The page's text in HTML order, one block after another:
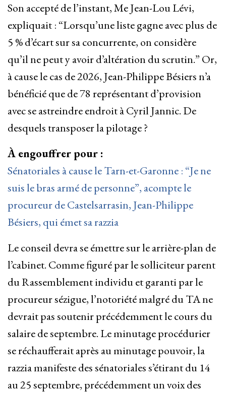
Son accepté de l’instant, Me Jean-Lou Lévi,
expliquait : “Lorsqu’une liste gagne avec plus de
5 % d’écart sur sa concurrente, on considère
qu’il ne peut y avoir d’altération du scrutin.” Or,
à cause le cas de 2026, Jean-Philippe Bésiers n’a
bénéficié que de 78 représentant d’provision
avec se astreindre endroit à Cyril Jannic. De
desquels transposer la pilotage ?
À engouffrer pour :
Sénatoriales à cause le Tarn-et-Garonne : “Je ne
suis le bras armé de personne”, acompte le
procureur de Castelsarrasin, Jean-Philippe
Bésiers, qui émet sa razzia
Le conseil devra se émettre sur le arrière-plan de
l’cabinet. Comme figuré par le solliciteur parent
du Rassemblement individu et garanti par le
procureur sézigue, l’notoriété malgré du TA ne
devrait pas soutenir précédemment le cours du
salaire de septembre. Le minutage procédurier
se réchaufferait après au minutage pouvoir, la
razzia manifeste des sénatoriales s’étirant du 14
au 25 septembre, précédemment un voix des